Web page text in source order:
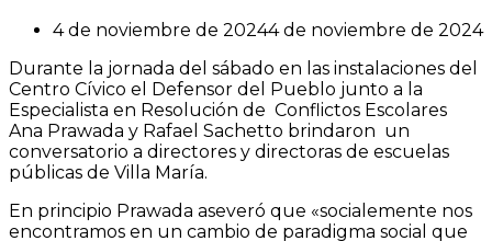
4 de noviembre de 20244 de noviembre de 2024
Durante la jornada del sábado en las instalaciones del
Centro Cívico el Defensor del Pueblo junto a la
Especialista en Resolución de Conflictos Escolares
Ana Prawada y Rafael Sachetto brindaron un
conversatorio a directores y directoras de escuelas
públicas de Villa María.
En principio Prawada aseveró que «socialemente nos
encontramos en un cambio de paradigma social que